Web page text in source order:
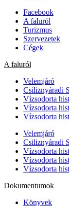
Facebook
A faluról
Turizmus
Szervezetek
Cégek
A faluról
Velemjáró
Csiliznyáradi
Vízsodorta
Vízsodorta
Vízsodorta
Velemjáró
Csiliznyáradi
Vízsodorta
Vízsodorta
Vízsodorta
Dokumentumok
Könyvek